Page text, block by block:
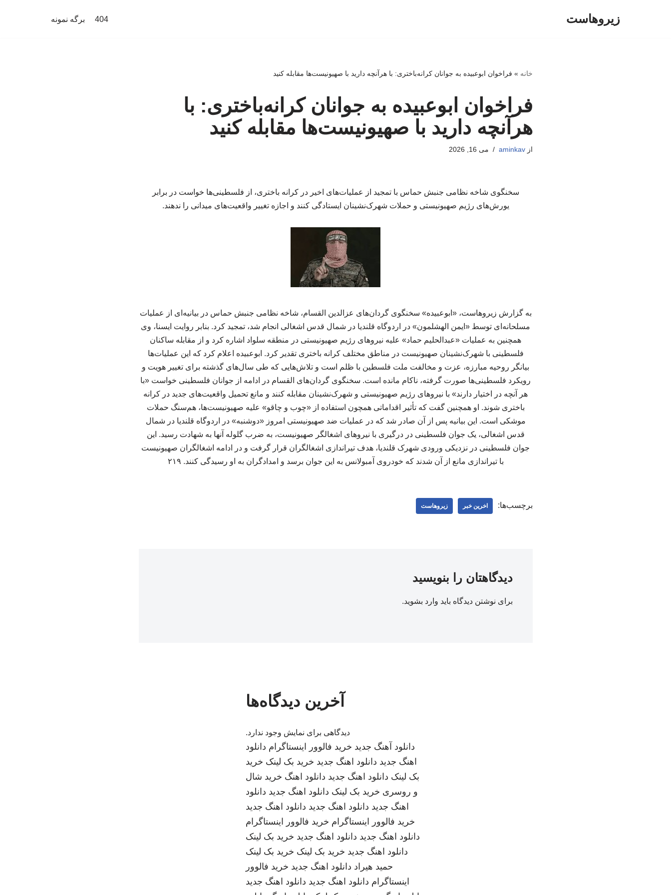
زیروهاست 404 برگه نمونه
خانه » فراخوان ابوعبیده به جوانان کرانه‌باختری: با هرآنچه دارید با صهیونیست‌ها مقابله کنید
فراخوان ابوعبیده به جوانان کرانه‌باختری: با
هرآنچه دارید با صهیونیست‌ها مقابله کنید
ازaminkav می 16, 2026
سخنگوی شاخه نظامی جنبش حماس با تمجید از عملیات‌های اخیر در کرانه باختری، از فلسطینی‌ها خواست در برابر
یورش‌های رژیم صهیونیستی و حملات شهرک‌نشینان ایستادگی کنند و اجازه تغییر واقعیت‌های میدانی را ندهند.
به گزارش زیروهاست، «ابوعبیده» سخنگوی گردان‌های عزالدین القسام، شاخه نظامی جنبش حماس در بیانیه‌ای از عملیات
مسلحانه‌ای توسط «ایمن الهشلمون» در اردوگاه قلندیا در شمال قدس اشغالی انجام شد، تمجید کرد. بنابر روایت ایسنا، وی
همچنین به عملیات «عبدالحلیم حماد» علیه نیروهای رژیم صهیونیستی در منطقه سلواد اشاره کرد و از مقابله ساکنان
فلسطینی با شهرک‌نشینان صهیونیست در مناطق مختلف کرانه باختری تقدیر کرد. ابوعبیده اعلام کرد که این عملیات‌ها
بیانگر روحیه مبارزه، عزت و مخالفت ملت فلسطین با ظلم است و تلاش‌هایی که طی سال‌های گذشته برای تغییر هویت و
رویکرد فلسطینی‌ها صورت گرفته، ناکام مانده است. سخنگوی گردان‌های القسام در ادامه از جوانان فلسطینی خواست «با
هر آنچه در اختیار دارند» با نیروهای رژیم صهیونیستی و شهرک‌نشینان مقابله کنند و مانع تحمیل واقعیت‌های جدید در کرانه
باختری شوند. او همچنین گفت که تأثیر اقداماتی همچون استفاده از «چوب و چاقو» علیه صهیونیست‌ها، هم‌سنگ حملات
موشکی است. این بیانیه پس از آن صادر شد که در عملیات ضد صهیونیستی امروز «دوشنبه» در اردوگاه قلندیا در شمال
قدس اشغالی، یک جوان فلسطینی در درگیری با نیروهای اشغالگر صهیونیست، به ضرب گلوله آنها به شهادت رسید. این
جوان فلسطینی در نزدیکی ورودی شهرک قلندیا، هدف تیراندازی اشغالگران قرار گرفت و در ادامه اشغالگران صهیونیست
با تیراندازی مانع از آن شدند که خودروی آمبولانس به این جوان برسد و امدادگران به او رسیدگی کنند. ۲۱۹
برچسب‌ها: اخرین خبر زیروهاست
دیدگاهتان را بنویسید
برای نوشتن دیدگاه باید وارد بشوید.
آخرین دیدگاه‌ها
دیدگاهی برای نمایش وجود ندارد.
دانلود آهنگ جدید خرید فالوور اینستاگرام دانلود
اهنگ جدید دانلود اهنگ جدید خرید بک لینک خرید
بک لینک دانلود اهنگ جدید دانلود اهنگ خرید شال
و روسری خرید بک لینک دانلود اهنگ جدید دانلود
اهنگ جدید دانلود اهنگ جدید دانلود اهنگ جدید
خرید فالوور اینستاگرام خرید فالوور اینستاگرام
دانلود اهنگ جدید دانلود اهنگ جدید خرید بک لینک
دانلود اهنگ جدید خرید بک لینک خرید بک لینک
حمید هیراد دانلود اهنگ جدید خرید فالوور
اینستاگرام دانلود اهنگ جدید دانلود اهنگ جدید